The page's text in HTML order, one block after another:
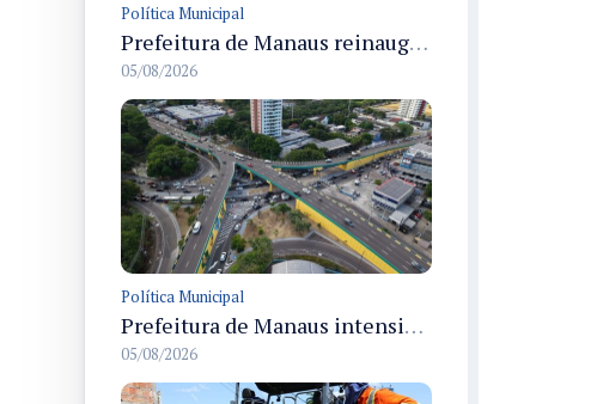
Política Municipal
Prefeitura de Manaus reinaugura o Velódromo Professora Alzira Campos e entrega espaço esportivo totalmente revitalizado
05/08/2026
Política Municipal
Prefeitura de Manaus intensifica obras de modernização no viaduto Miguel Arraes para ampliar segurança e acessibilidade na região
05/08/2026